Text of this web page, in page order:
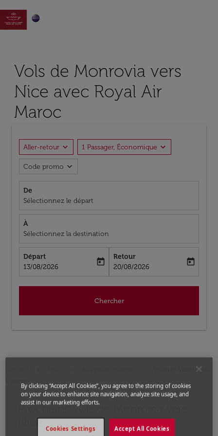

Vols de Monrovia vers
Nice avec Royal Air
Maroc
Aller-retour expand_more 1 Passager, Économique expand_more
Code promo expand_more
De
Sélectionnez le départ
À
Sélectionnez la destination
Départ
fc-booking-departure-date-aria-label
13/08/2026
today
Retour
fc-booking-return-date-aria-label
20/08/2026
today
Chercher
Vols de Monrovia
Prochains Vols de Monrovia vers
Nice
Aucun tarif trouvé pour les options populaires
By clicking “Accept All Cookies”, you agree to the storing of cookies
on your device to enhance site navigation, analyze site usage, and
assist in our marketing efforts.
Accept All Cookies
Cookies Settings